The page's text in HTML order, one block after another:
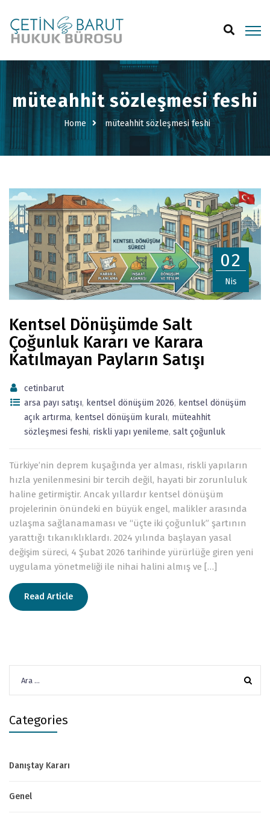
müteahhit sözleşmesi feshi
Home müteahhit sözleşmesi feshi
02
Nis
Kentsel Dönüşümde Salt
Çoğunluk Kararı ve Karara
Katılmayan Payların Satışı
cetinbarut
arsa payı satışı, kentsel dönüşüm 2026, kentsel dönüşüm
açık artırma, kentsel dönüşüm kuralı, müteahhit
sözleşmesi feshi, riskli yapı yenileme, salt çoğunluk
Türkiye’nin deprem kuşağında yer alması, riskli yapıların
hızla yenilenmesini bir tercih değil, hayati bir zorunluluk
haline getirmiştir. Ancak yıllardır kentsel dönüşüm
projelerinin önündeki en büyük engel, malikler arasında
uzlaşma sağlanamaması ve “üçte iki çoğunluk” şartının
yarattığı tıkanıklıklardı. 2024 yılında başlayan yasal
değişim süreci, 4 Şubat 2026 tarihinde yürürlüğe giren yeni
uygulama yönetmeliği ile nihai halini almış ve […]
Read Article
Categories
Danıştay Kararı
Genel